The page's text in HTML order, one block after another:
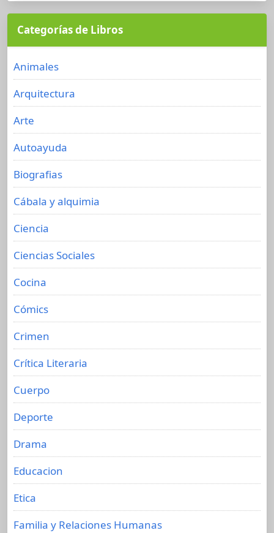
Categorías de Libros
Animales
Arquitectura
Arte
Autoayuda
Biografias
Cábala y alquimia
Ciencia
Ciencias Sociales
Cocina
Cómics
Crimen
Crítica Literaria
Cuerpo
Deporte
Drama
Educacion
Etica
Familia y Relaciones Humanas